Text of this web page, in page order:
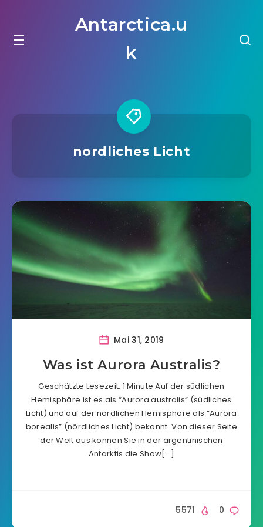
Antarctica.u
k
nordliches Licht
Mai 31, 2019
Was ist Aurora Australis?
Geschätzte Lesezeit: 1 Minute Auf der südlichen
Hemisphäre ist es als “Aurora australis” (südliches
Licht) und auf der nördlichen Hemisphäre als “Aurora
borealis” (nördliches Licht) bekannt. Von dieser Seite
der Welt aus können Sie in der argentinischen
Antarktis die Show[…]
0
5571